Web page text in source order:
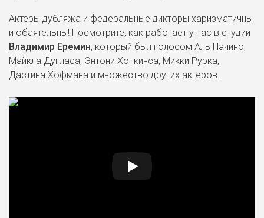
Актеры дубляжа и федеральные дикторы харизматичны
и обаятельны! Посмотрите, как работает у нас в студии
Владимир Еремин, который был голосом Аль Пачино,
Майкла Дугласа, Энтони Хопкинса, Микки Рурка,
Дастина Хофмана и множество других актеров.